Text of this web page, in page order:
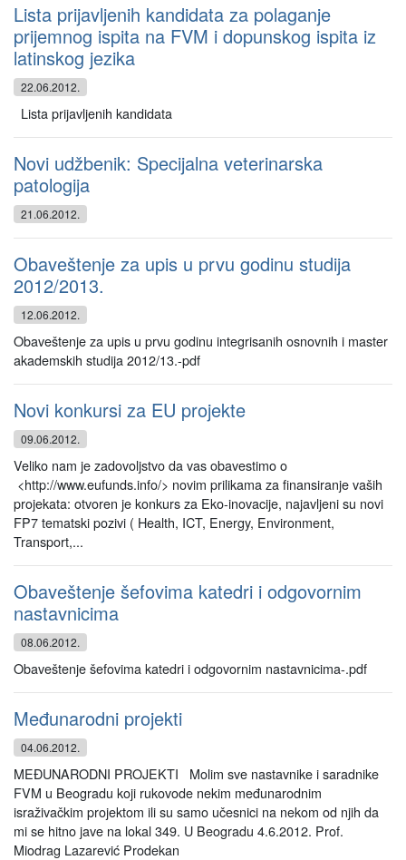
Lista prijavljenih kandidata za polaganje
prijemnog ispita na FVM i dopunskog ispita iz
latinskog jezika
22.06.2012.
Lista prijavljenih kandidata
Novi udžbenik: Specijalna veterinarska
patologija
21.06.2012.
Obaveštenje za upis u prvu godinu studija
2012/2013.
12.06.2012.
Obaveštenje za upis u prvu godinu integrisanih osnovnih i master
akademskih studija 2012/13.-pdf
Novi konkursi za EU projekte
09.06.2012.
Veliko nam je zadovoljstvo da vas obavestimo o
<http://www.eufunds.info/> novim prilikama za finansiranje vaših
projekata: otvoren je konkurs za Eko-inovacije, najavljeni su novi
FP7 tematski pozivi ( Health, ICT, Energy, Environment,
Transport,...
Obaveštenje šefovima katedri i odgovornim
nastavnicima
08.06.2012.
Obaveštenje šefovima katedri i odgovornim nastavnicima-.pdf
Međunarodni projekti
04.06.2012.
MEĐUNARODNI PROJEKTI Molim sve nastavnike i saradnike
FVM u Beogradu koji rukovode nekim međunarodnim
israživačkim projektom ili su samo učesnici na nekom od njih da
mi se hitno jave na lokal 349. U Beogradu 4.6.2012. Prof.
Miodrag Lazarević Prodekan